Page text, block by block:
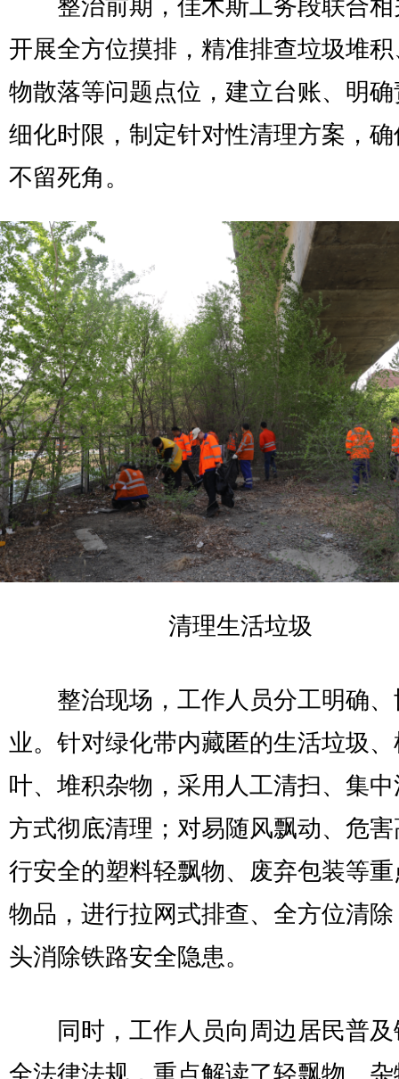
整治前期，佳木斯工务段联合相
开展全方位摸排，精准排查垃圾堆
物散落等问题点位，建立台账、明
细化时限，制定针对性清理方案，
不留死角。
清理生活垃圾
整治现场，工作人员分工明确、
业。针对绿化带内藏匿的生活垃圾
叶、堆积杂物，采用人工清扫、集
方式彻底清理；对易随风飘动、危
行安全的塑料轻飘物、废弃包装等
物品，进行拉网式排查、全方位清
头消除铁路安全隐患。
同时，工作人员向周边居民普及